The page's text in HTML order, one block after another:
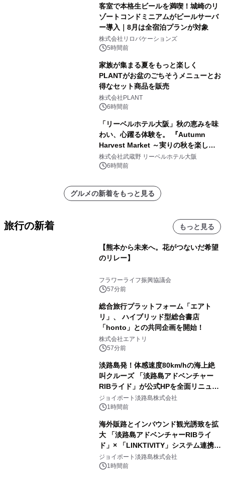
客室で本格生ビールを満喫！城崎のリ
ゾートコンドミニアムがビールサーバ
ー導入｜8月は全宿泊プランが対象
株式会社リロバケーションズ
5時間前
家族が集まる夏をもっと楽しく
PLANTがお盆のごちそうメニューとお
得なセット商品を販売
株式会社PLANT
6時間前
「リーベルホテル大阪」秋の恵みを味
わい、心躍る体験を。 『Autumn
Harvest Market ～実りの秋を楽しむ
ディナー&スイーツビュッフェ～』を9
月18日より開催！
株式会社武蔵野 リーベルホテル大阪
6時間前
グルメの新着をもっと見る
旅行の新着 もっと見る
【熊本から未来へ。花がつないだ希望
のリレー】
フラワーライフ振興協議会
57分前
総合旅行プラットフォーム「エアト
リ」、 ハイブリッド型総合書店
「honto」との共同企画を開始！
株式会社エアトリ
57分前
淡路島発！体感速度80km/hの海上絶
叫クルーズ 「淡路島アドベンチャー
RIBライド」が公式HPを全面リニュー
アル！ ～スマホで即予約完了の「スマ
ート設計」へ刷新～
ジョイポート淡路島株式会社
1時間前
海外販路とインバウンド観光誘致を拡
大 「淡路島アドベンチャーRIBライ
ド」× 「LINKTIVITY」システム連携を
開始！
ジョイポート淡路島株式会社
1時間前